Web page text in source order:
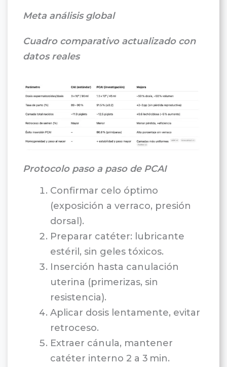
Meta análisis global
Cuadro comparativo actualizado con
datos reales
Protocolo paso a paso de PCAI
Confirmar celo óptimo
(exposición a verraco, presión
dorsal).
Preparar catéter: lubricante
estéril, sin geles tóxicos.
Inserción hasta canulación
uterina (primerizas, sin
resistencia).
Aplicar dosis lentamente, evitar
retroceso.
Extraer cánula, mantener
catéter interno 2 a 3 min.